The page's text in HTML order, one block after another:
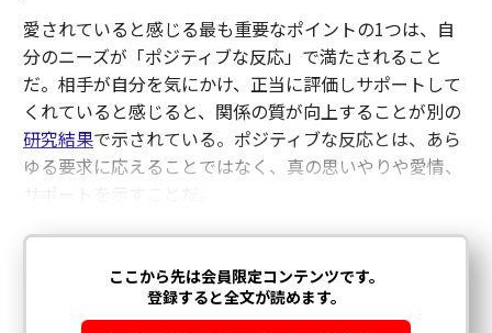
愛されていると感じる最も重要なポイントの1つは、自
分のニーズが「ポジティブな反応」で満たされること
だ。相手が自分を気にかけ、正当に評価しサポートして
くれていると感じると、関係の質が向上することが別の
研究結果で示されている。ポジティブな反応とは、あら
ゆる要求に応えることではなく、真の思いやりや愛情、